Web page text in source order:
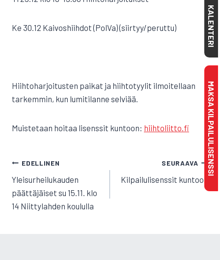
Ke 30.12 Kaivoshiihdot (PolVa) (siirtyy/peruttu)
Hiihtoharjoitusten paikat ja hiihtotyylit ilmoitellaan
tarkemmin, kun lumitilanne selviää.
Muistetaan hoitaa lisenssit kuntoon: hiihtoliitto.fi
ARTIKKELIEN
SELAUS
EDELLINEN
Yleisurheilukauden
päättäjäiset su 15.11. klo
14 Niittylahden koululla
SEURAAVA
Kilpailulisenssit kuntoon
KALENTERI
MAKSA KILPAILULISENSSI